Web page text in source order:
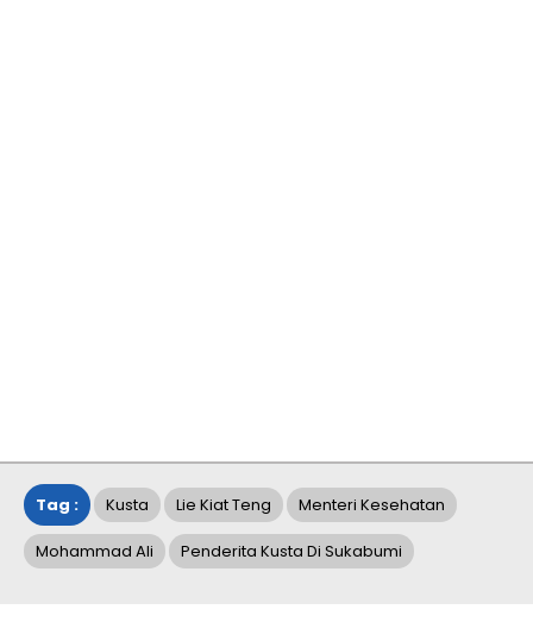
Tag : Kusta Lie Kiat Teng Menteri Kesehatan
Mohammad Ali Penderita Kusta Di Sukabumi